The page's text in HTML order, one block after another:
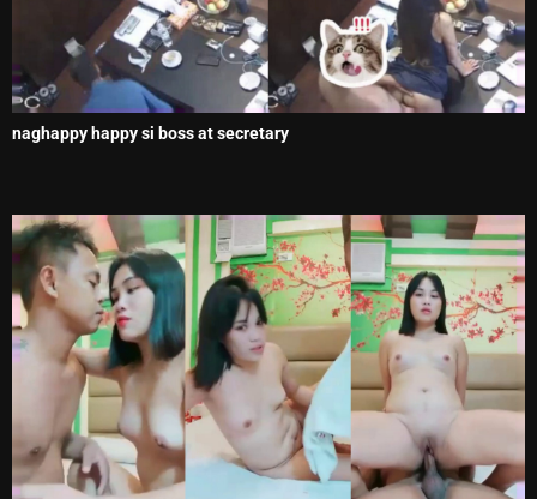
naghappy happy si boss at secretary